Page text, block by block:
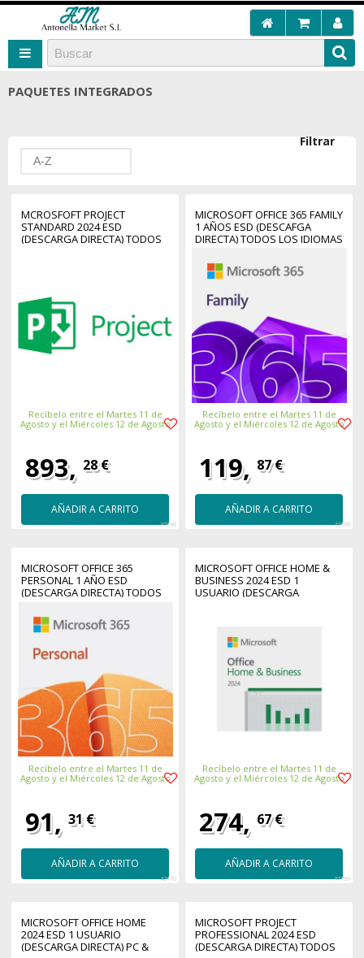
PAQUETES INTEGRADOS
Filtrar
A-Z
MCROSFOFT PROJECT
STANDARD 2024 ESD
(DESCARGA DIRECTA) TODOS
Recíbelo entre el Martes 11 de
Agosto y el Miércoles 12 de Agosto
893, 28 €
AÑADIR A CARRITO
37798
MICROSOFT OFFICE 365 FAMILY
1 AÑOS ESD (DESCAFGA
DIRECTA) TODOS LOS IDIOMAS
Recíbelo entre el Martes 11 de
Agosto y el Miércoles 12 de Agosto
119, 87 €
AÑADIR A CARRITO
42169
MICROSOFT OFFICE 365
PERSONAL 1 AÑO ESD
(DESCARGA DIRECTA) TODOS
Recíbelo entre el Martes 11 de
Agosto y el Miércoles 12 de Agosto
91, 31 €
AÑADIR A CARRITO
42170
MICROSOFT OFFICE HOME &
BUSINESS 2024 ESD 1
USUARIO (DESCARGA
Recíbelo entre el Martes 11 de
Agosto y el Miércoles 12 de Agosto
274, 67 €
AÑADIR A CARRITO
37799
MICROSOFT OFFICE HOME
2024 ESD 1 USUARIO
(DESCARGA DIRECTA) PC &
MICROSOFT PROJECT
PROFESSIONAL 2024 ESD
(DESCARGA DIRECTA) TODOS